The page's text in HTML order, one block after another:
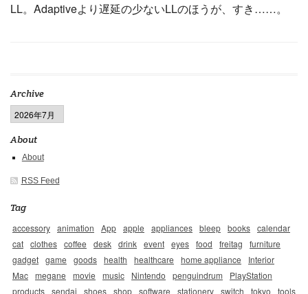
LL。Adaptiveより遅延の少ないLLのほうが、すき……。
Archive
About
About
RSS Feed
Tag
accessory animation App apple appliances bleep books calendar
cat clothes coffee desk drink event eyes food freitag
furniture
gadget game goods health healthcare home appliance
Interior
Mac megane movie music Nintendo penguindrum
PlayStation
products sendai shoes shop software stationery switch tokyo tools